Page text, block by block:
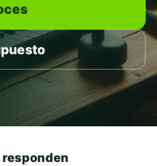
responden